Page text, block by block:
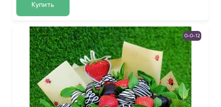
Купить
0-0-12